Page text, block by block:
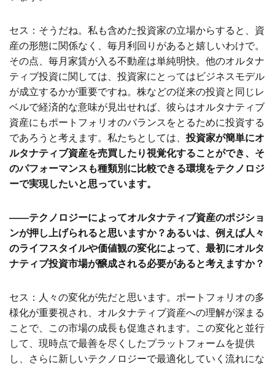
セス：そうだね。私も含めた投資家の立場からすると、資
産の形態に関係なく、毎月利回りがあると嬉しいわけで。
その点、毎月家賃が入る不動産は単純明快。他のオルタナ
ティブ投資に関しては、投資家にとってはビジネスモデル
が成立するかが重要ですね。株などの従来の投資と同じレ
ベルで経済的な意味が見出せれば、彼らはオルタナティブ
資産にもポートフォリオのバランスをとるために投資する
であろうと考えます。私たちとしては、 投資家が簡単にオ
ルタナティブ資産を売買したり視覚化することができ、そ
のパフォーマンスも種類別に比較できる環境をテクノロジ
ーで実現したいと思っています。
――テクノロジーによってオルタナティブ資産のポジショ
ンが押し上げられると思いますか？あるいは、例えば人々
のライフスタイルや価値観の変化によって、最初にオルタ
ナティブ投資市場が醸成される必要があると考えますか？
セス：人々の変化が先だと思います。ポートフォリオの多
様化が重要視され、オルタナティブ資産への理解が深まる
ことで、この市場の成長も促進されます。この変化と並行
して、現時点で最善を尽くしたプラットフォームを提供
し、さらに新しいテクノロジーで最適化していく流れにな